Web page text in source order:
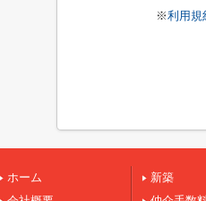
※利用規
ホーム
新築